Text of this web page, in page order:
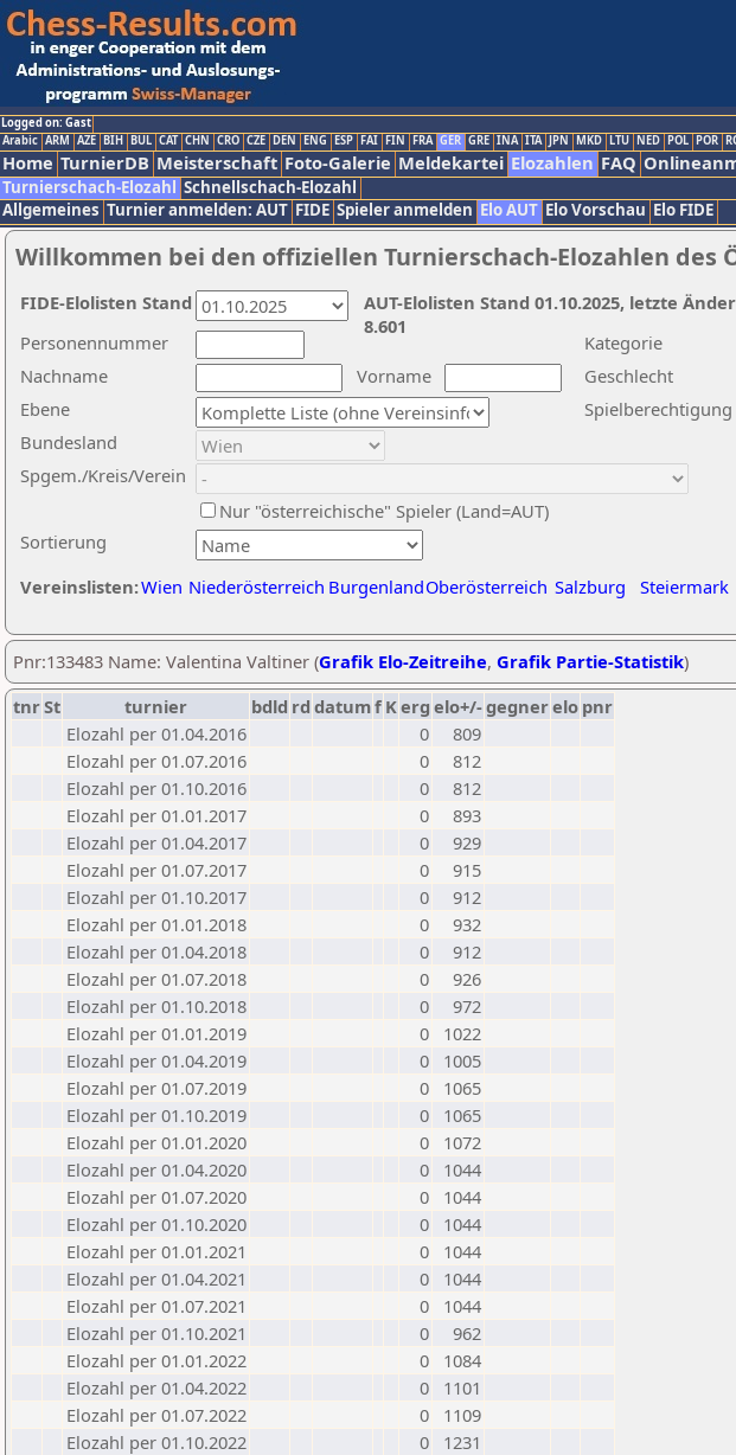
Logged on: Gast
Arabic ARM AZE BIH BUL CAT CHN CRO CZE DEN ENG ESP FAI FIN FRA GER GRE INA ITA JPN MKD LTU NED POL POR
Home TurnierDB Meisterschaft Foto-Galerie Meldekartei Elozahlen FAQ
Turnierschach-Elozahl Schnellschach-Elozahl
Allgemeines Turnier anmelden: AUT FIDE Spieler anmelden Elo AUT Elo Vorschau Elo FIDE
Willkommen bei den offiziellen Turnierschach-Elozahlen des
Nachname
Vorname
Ebene
Kategorie
Sortierung
Personennummer
Bundesland
Spgem./Kreis/Verein
Geschlecht
Nur "österreichische" Spieler (Land=AUT)
Spielberechtigung
Vereinslisten:Wien Niederösterreich BurgenlandOberösterreich Salzburg Steiermark
AUT-Elolisten Stand 01.10.2025, letzte
8.601
FIDE-Elolisten Stand
Pnr:133483 Name: Valentina Valtiner (Grafik Elo-Zeitreihe, Grafik Partie-Statistik)
tnrSt turnier bdld rd datumf Kerg elo+/-gegnerelo pnr
Elozahl per 01.04.2016
0
809
Elozahl per 01.07.2016
0
812
Elozahl per 01.10.2016
0
812
Elozahl per 01.01.2017
0
893
Elozahl per 01.04.2017
0
929
Elozahl per 01.07.2017
0
915
Elozahl per 01.10.2017
0
912
Elozahl per 01.01.2018
0
932
Elozahl per 01.04.2018
0
912
Elozahl per 01.07.2018
0
926
Elozahl per 01.10.2018
0
972
Elozahl per 01.01.2019
0
1022
Elozahl per 01.04.2019
0
1005
Elozahl per 01.07.2019
0
1065
Elozahl per 01.10.2019
0
1065
Elozahl per 01.01.2020
0
1072
Elozahl per 01.04.2020
0
1044
Elozahl per 01.07.2020
0
1044
Elozahl per 01.10.2020
0
1044
Elozahl per 01.01.2021
0
1044
Elozahl per 01.04.2021
0
1044
Elozahl per 01.07.2021
0
1044
Elozahl per 01.10.2021
0
962
Elozahl per 01.01.2022
0
1084
Elozahl per 01.04.2022
0
1101
Elozahl per 01.07.2022
0
1109
Elozahl per 01.10.2022
0
1231